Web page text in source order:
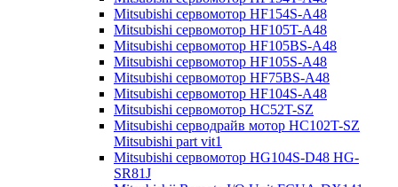
Mitsubishi сервомотор HF154S-A48
Mitsubishi сервомотор HF105T-A48
Mitsubishi сервомотор HF105BS-A48
Mitsubishi сервомотор HF105S-A48
Mitsubishi сервомотор HF75BS-A48
Mitsubishi сервомотор HF104S-A48
Mitsubishi сервомотор HC52T-SZ
Mitsubishi серводрайв мотор HC102T-SZ
Mitsubishi part vit1
Mitsubishi сервомотор HG104S-D48 HG-
SR81J